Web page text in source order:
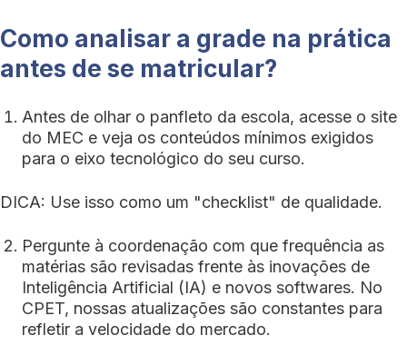
Como analisar a grade na prática
antes de se matricular?
Antes de olhar o panfleto da escola, acesse o site
do MEC e veja os conteúdos mínimos exigidos
para o eixo tecnológico do seu curso.
DICA: Use isso como um "checklist" de qualidade.
Pergunte à coordenação com que frequência as
matérias são revisadas frente às inovações de
Inteligência Artificial (IA) e novos softwares. No
CPET, nossas atualizações são constantes para
refletir a velocidade do mercado.